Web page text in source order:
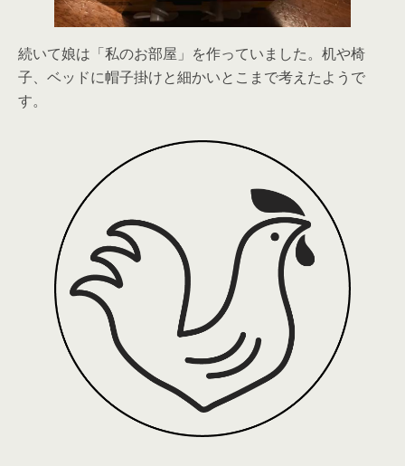
続いて娘は「私のお部屋」を作っていました。机や椅
子、ベッドに帽子掛けと細かいとこまで考えたようで
す。